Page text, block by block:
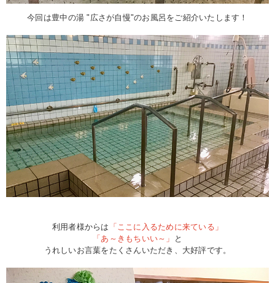
今回は豊中の湯 "広さが自慢"のお風呂をご紹介いたします！
利用者様からは 「ここに入るために来ている」
「あ～きもちいい～」
と
うれしいお言葉をたくさんいただき、大好評です。